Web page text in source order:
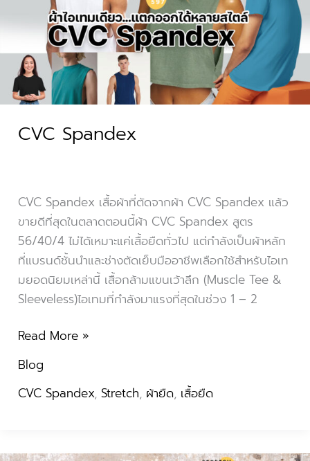
CVC Spandex
CVC Spandex เสื้อผ้าที่ตัดจากผ้า CVC Spandex แล้ว
ขายดีที่สุดในตลาดตอนนี้ผ้า CVC Spandex สูตร
56/40/4 ไม่ได้เหมาะแค่เสื้อยืดทั่วไป แต่กำลังเป็นผ้าหลัก
ที่แบรนด์ชั้นนำและช่างตัดเย็บมืออาชีพเลือกใช้สำหรับไอเท
มยอดนิยมเหล่านี้ เสื้อกล้ามแขนเว้าลึก (Muscle Tee &
Sleeveless)ไอเทมที่กำลังมาแรงที่สุดในช่วง 1 – 2
Read More »
Blog
CVC Spandex, Stretch, ผ้ายืด, เสื้อยืด